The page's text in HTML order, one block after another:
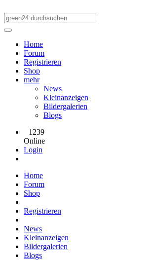
Home
Forum
Registrieren
Shop
mehr
News
Kleinanzeigen
Bildergalerien
Blogs
1239
Online
Login
Home
Forum
Shop
Registrieren
News
Kleinanzeigen
Bildergalerien
Blogs